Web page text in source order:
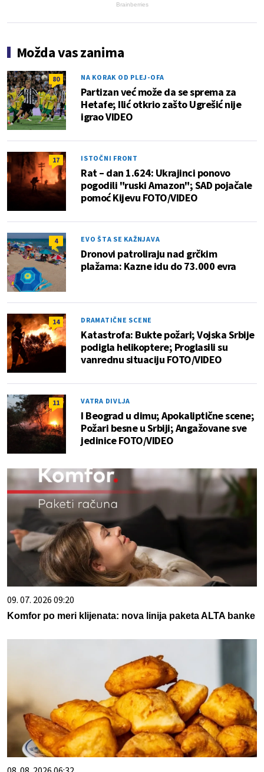
Brainberries
Možda vas zanima
80 NA KORAK OD PLEJ-OFA
Partizan već može da se sprema za
Hetafe; Ilić otkrio zašto Ugrešić nije
igrao VIDEO
17 ISTOČNI FRONT
Rat – dan 1.624: Ukrajinci ponovo
pogodili "ruski Amazon"; SAD pojačale
pomoć Kijevu FOTO/VIDEO
4 EVO ŠTA SE KAŽNJAVA
Dronovi patroliraju nad grčkim
plažama: Kazne idu do 73.000 evra
14 DRAMATIČNE SCENE
Katastrofa: Bukte požari; Vojska Srbije
podigla helikoptere; Proglasili su
vanrednu situaciju FOTO/VIDEO
11 VATRA DIVLJA
I Beograd u dimu; Apokaliptične scene;
Požari besne u Srbiji; Angažovane sve
jedinice FOTO/VIDEO
09. 07. 2026 09:20
Komfor po meri klijenata: nova linija paketa ALTA banke